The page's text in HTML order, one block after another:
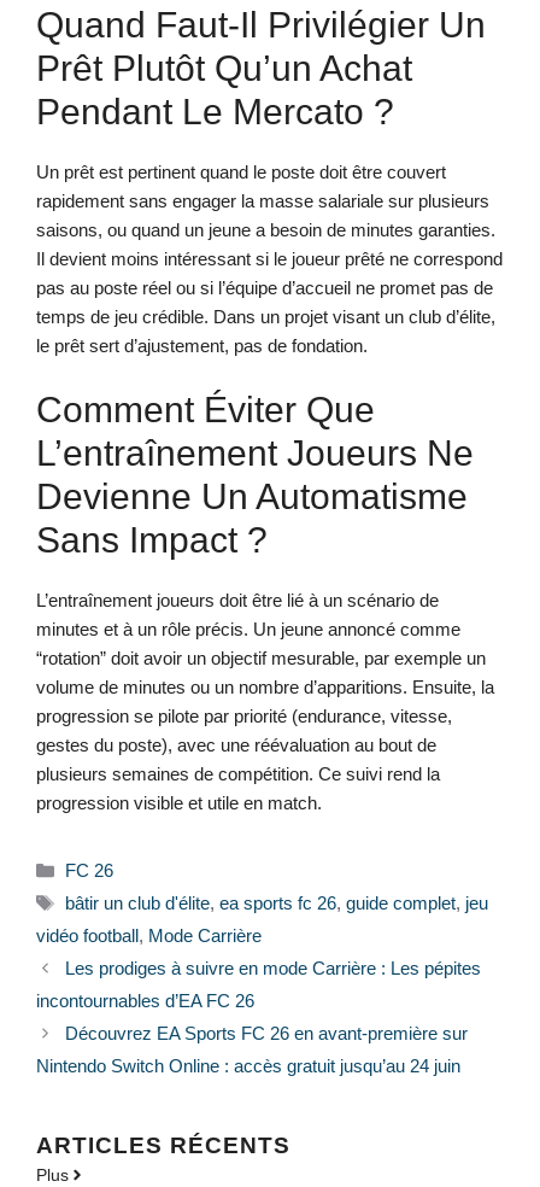
Quand Faut-Il Privilégier Un
Prêt Plutôt Qu’un Achat
Pendant Le Mercato ?
Un prêt est pertinent quand le poste doit être couvert
rapidement sans engager la masse salariale sur plusieurs
saisons, ou quand un jeune a besoin de minutes garanties.
Il devient moins intéressant si le joueur prêté ne correspond
pas au poste réel ou si l’équipe d’accueil ne promet pas de
temps de jeu crédible. Dans un projet visant un club d’élite,
le prêt sert d’ajustement, pas de fondation.
Comment Éviter Que
L’entraînement Joueurs Ne
Devienne Un Automatisme
Sans Impact ?
L’entraînement joueurs doit être lié à un scénario de
minutes et à un rôle précis. Un jeune annoncé comme
“rotation” doit avoir un objectif mesurable, par exemple un
volume de minutes ou un nombre d’apparitions. Ensuite, la
progression se pilote par priorité (endurance, vitesse,
gestes du poste), avec une réévaluation au bout de
plusieurs semaines de compétition. Ce suivi rend la
progression visible et utile en match.
Catégories
FC 26
Étiquettes
bâtir un club d'élite, ea sports fc 26, guide complet, jeu
vidéo football, Mode Carrière
Les prodiges à suivre en mode Carrière : Les pépites
incontournables d’EA FC 26
Découvrez EA Sports FC 26 en avant-première sur
Nintendo Switch Online : accès gratuit jusqu’au 24 juin
ARTICLES RÉCENTS
Plus